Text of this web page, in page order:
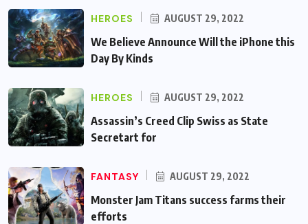
HEROES AUGUST 29, 2022
We Believe Announce Will the iPhone this
Day By Kinds
HEROES AUGUST 29, 2022
Assassin’s Creed Clip Swiss as State
Secretart for
FANTASY AUGUST 29, 2022
Monster Jam Titans success farms their
efforts